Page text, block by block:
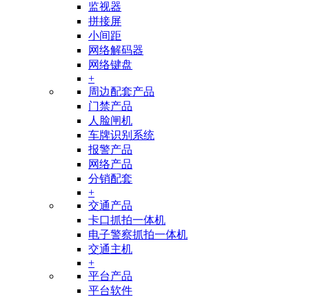
监视器
拼接屏
小间距
网络解码器
网络键盘
+
周边配套产品
门禁产品
人脸闸机
车牌识别系统
报警产品
网络产品
分销配套
+
交通产品
卡口抓拍一体机
电子警察抓拍一体机
交通主机
+
平台产品
平台软件